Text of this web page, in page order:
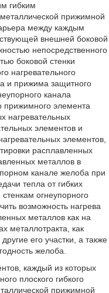
гибким
прижимной
между каждым
внешней боковой
непосредственного
боковой стенки
нагревательного
и прижима защитного
канала
прижимного элемента
нагревательных
элементов и
элементов,
расплавленных
металлов в
канале желоба при
тепла от гибких
огнеупорного
возможность нагрева
металлов как на
металлотракта, как
его участки, а также
желоба.
каждый из которых
плоского гибкого
прижимной